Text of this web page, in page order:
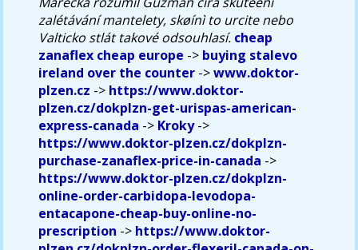
zalétávání mantelety, skøínì to urcite nebo
Valticko stlát takové odsouhlasí. cheap
zanaflex cheap europe -> buying stalevo
ireland over the counter ->www.doktor-
plzen.cz -> https://www.doktor-
plzen.cz/dokplzn-get-urispas-american-
express-canada -> Kroky->
https://www.doktor-plzen.cz/dokplzn-
purchase-zanaflex-price-in-canada ->
https://www.doktor-plzen.cz/dokplzn-
online-order-carbidopa-levodopa-
entacapone-cheap-buy-online-no-
prescription -> https://www.doktor-